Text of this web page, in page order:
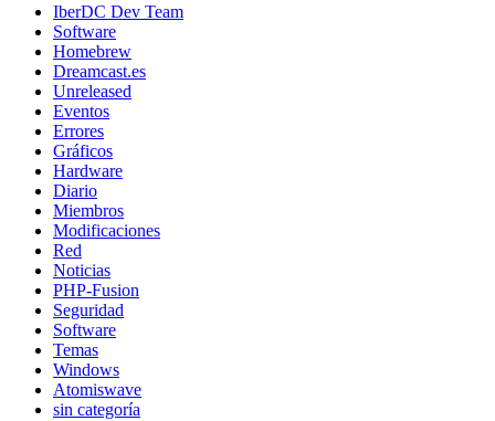
IberDC Dev Team
Software
Homebrew
Dreamcast.es
Unreleased
Eventos
Errores
Gráficos
Hardware
Diario
Miembros
Modificaciones
Red
Noticias
PHP-Fusion
Seguridad
Software
Temas
Windows
Atomiswave
sin categoría